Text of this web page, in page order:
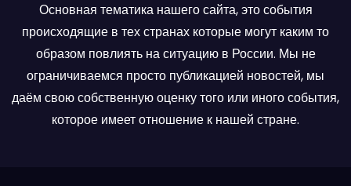
ц
и
Основная тематика нашего сайта, это события
происходящие в тех странах которые могут каким то
образом повлиять на ситуацию в России. Мы не
ограничиваемся просто публикацией новостей, мы
даём свою собственную оценку того или иного события,
которое имеет отношение к нашей стране.